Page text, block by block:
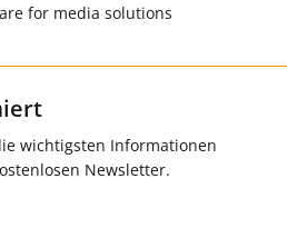
for media solutions
wichtigsten Informationen
Newsletter.